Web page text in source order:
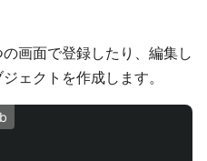
画面で登録したり、編集し
ェクトを作成します。